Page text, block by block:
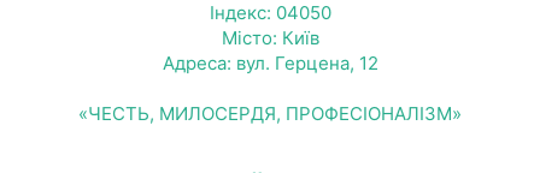
Індекс: 04050
Місто: Київ
Адреса: вул. Герцена, 12
«ЧЕСТЬ, МИЛОСЕРДЯ, ПРОФЕСІОНАЛІЗМ»